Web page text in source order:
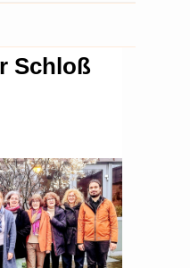
Schloß